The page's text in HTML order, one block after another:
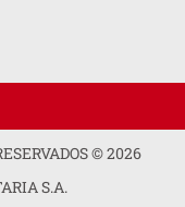
©2026
S.A.